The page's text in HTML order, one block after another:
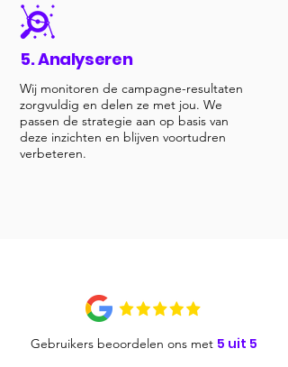
5. Analyseren
​Wij monitoren de campagne-resultaten
zorgvuldig en delen ze met jou. We
passen de strategie aan op basis van
deze inzichten en blijven voortudren
verbeteren.
Gebruikers beoordelen ons met 5 uit 5